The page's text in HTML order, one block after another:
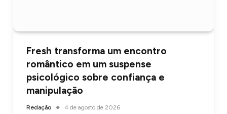
Fresh transforma um encontro
romântico em um suspense
psicológico sobre confiança e
manipulação
Redação 4 de agosto de 2026